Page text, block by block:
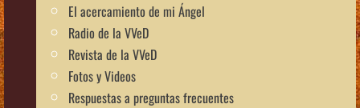
El acercamiento de mi Ángel
Radio de la VVeD
Revista de la VVeD
Fotos y Videos
Respuestas a preguntas frecuentes